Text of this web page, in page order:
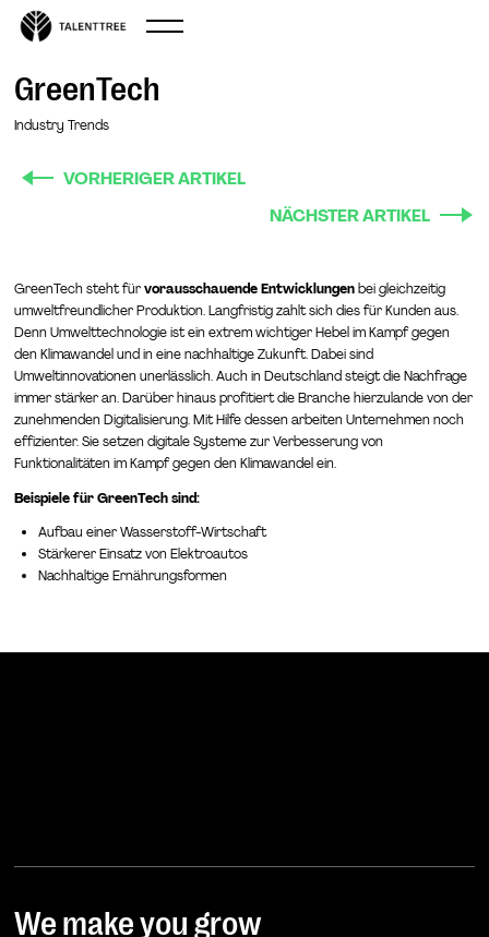
GreenTech
Industry Trends
VORHERIGER ARTIKEL
NÄCHSTER ARTIKEL
GreenTech steht fürvorausschauende Entwicklungenbei gleichzeitig
umweltfreundlicher Produktion. Langfristig zahlt sich dies für Kunden aus.
Denn Umwelttechnologie ist ein extrem wichtiger Hebel im Kampf gegen
den Klimawandel und in eine nachhaltige Zukunft. Dabei sind
Umweltinnovationen unerlässlich. Auch in Deutschland steigt die Nachfrage
immer stärker an. Darüber hinaus profitiert die Branche hierzulande von der
zunehmenden Digitalisierung. Mit Hilfe dessen arbeiten Unternehmen noch
effizienter. Sie setzen digitale Systeme zur Verbesserung von
Funktionalitäten im Kampf gegen den Klimawandel ein.
Beispiele für GreenTech sind:
Aufbau einer Wasserstoff-Wirtschaft
Stärkerer Einsatz von Elektroautos
Nachhaltige Ernährungsformen
We make you grow